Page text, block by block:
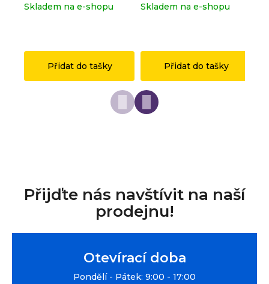
Skladem na e-shopu
Přidat do tašky
Skladem na e-shopu
Přidat do tašky
Přijďte nás navštívit na naší
prodejnu!
Otevírací doba
Pondělí - Pátek: 9:00 - 17:00